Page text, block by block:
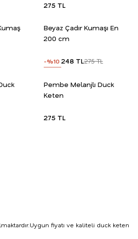
275 TL
Beyaz Çadır Kumaşı En
200 cm
-%10 248 TL275 TL
Pembe Melanjlı Duck
Keten
275 TL
fiyatı ve kaliteli duck keten